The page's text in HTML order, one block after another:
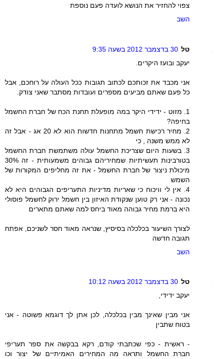
צפוי להחזיר את הנושא לועדה פעם נוספת
השב
טל 30 בדצמבר 2012 בשעה 9:35
יעקב ובועז היקרים.
אני מכבד את זכותכם לכתוב תגובות ככל העולה על רוחכם, אבל
כל פעם שאתם מביעים מספרים ועובדות מסתבר שאני צודק.
1. מזוט - ידידי היקר במה מופעלת תחנת הכח של חברת החשמל
בחיפה?
2. מחיר רכישת חשמל מתחנות חדשות הוא לא 20 אג - אבל זה
לא ממש משנה , כי
3. בשעות היום שצריכת החשמל עולה משתמשת חברת החשמל
בטורבינות תעשיתיות שמחיריהם גבוהים משמעותית - זה 30%
מיכולת ניצור של חברת החשמל - את זה מחליפים המקורות של
השמש
4. אין לי וויכוח כי שאריות מדיניות התעריפים הגבוהים היא לא
נכונה - אני רק טוען שנקודת האיזון בין חשמל ירוק לחשמל פוסולי
היא ברמת מחיר גבוהה מאוד ביחס למה שאתם מתארים
לצורך השיעור בכלכלה בסיסיץ, שנראה מאוד חסר לשניכם, אפתח
תגובה חדשה
השב
טל 30 בדצמבר 2012 בשעה 10:12
יעקב ידידי,
אני מבין שאינך מבין בכלכלה, לכן אתן לך דוגמא פשוטה - אני
בטוח שתבין
- ראשית - כפי שכתבתי קודם, רקא בבקשה את ספר תעריפי
חברת החשמל ותראה מה המחירים האמיתיים של יצור וכו